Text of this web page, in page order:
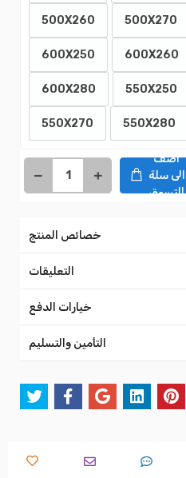
500X260 500X270
600X250 600X260
600X280 550X250
550X270 550X280
اضف
الى سلة
التسوق
خصائص المنتج
التعليقات
خيارات الدفع
التأمين والتسليم